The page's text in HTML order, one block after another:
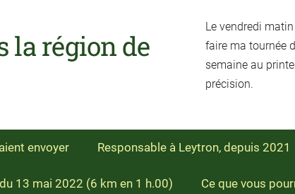
la région de
Le vendredi
faire ma tournée
semaine au
précision.
envoyer Responsable à Leytron, depuis 2021
13 mai 2022 (6 km en 1 h.00) Ce que vous